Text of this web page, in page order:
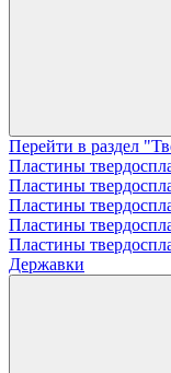
Перейти в раздел
Пластины
Пластины
Пластины
Пластины
Пластины
Державки